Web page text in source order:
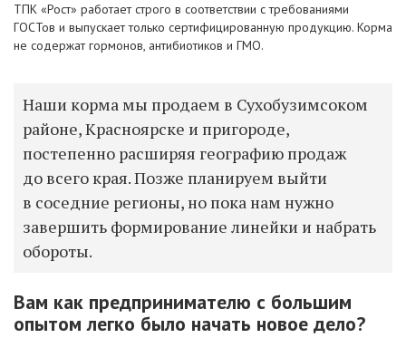
ТПК «Рост» работает строго в соответствии с требованиями
ГОСТов и выпускает только сертифицированную продукцию. Корма
не содержат гормонов, антибиотиков и ГМО.
Наши корма мы продаем в Сухобузимсоком
районе, Красноярске и пригороде,
постепенно расширяя географию продаж
до всего края. Позже планируем выйти
в соседние регионы, но пока нам нужно
завершить формирование линейки и набрать
обороты.
Вам как предпринимателю с большим
опытом легко было начать новое дело?